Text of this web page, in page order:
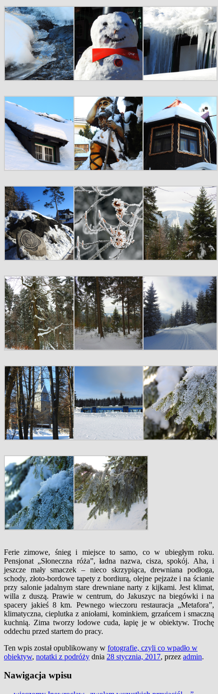
Ferie zimowe, śnieg i miejsce to samo, co w ubiegłym roku.
Pensjonat „Słoneczna róża”, ładna nazwa, cisza, spokój. Aha, i
jeszcze mały smaczek – nieco skrzypiąca, drewniana podłoga,
schody, złoto-bordowe tapety z bordiurą, olejne pejzaże i na ścianie
przy salonie jadalnym stare drewniane narty z kijkami. Jest klimat,
willa z duszą. Prawie w centrum, do Jakuszyc na biegówki i na
spacery jakieś 8 km. Pewnego wieczoru restauracja „Metafora”,
klimatyczna, cieplutka z aniołami, kominkiem, grzańcem i smaczną
kuchnią. Zima tworzy lodowe cuda, łapię je w obiektyw. Trochę
oddechu przed startem do pracy.
Ten wpis został opublikowany w fotografie, czyli co wpadło w
obiektyw, notatki z podróży dnia 28 stycznia, 2017, przez admin.
Nawigacja wpisu